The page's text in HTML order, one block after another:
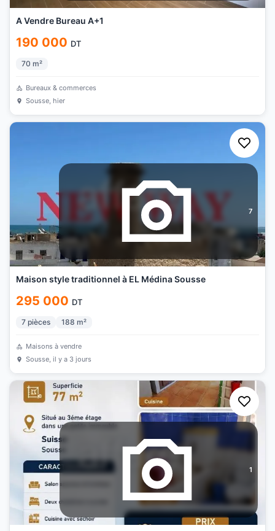
A Vendre Bureau A+1
190 000 DT
70 m²
Bureaux & commerces
Sousse, hier
7
Maison style traditionnel à EL Médina Sousse
295 000 DT
7 pièces 188 m²
Maisons à vendre
Sousse, il y a 3 jours
1